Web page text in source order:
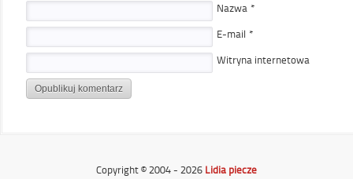
Nazwa *
E-mail *
Witryna internetowa
Copyright © 2004 - 2026 Lidia piecze